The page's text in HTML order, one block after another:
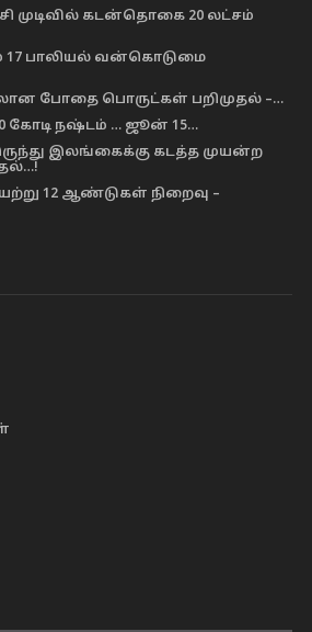
முடிவில் கடன்தொகை 20 லட்சம்
17 பாலியல் வன்கொடுமை
போதை பொருட்கள் பறிமுதல் –…
கோடி நஷ்டம் … ஜூன் 15…
இருந்து இலங்கைக்கு கடத்த முயன்ற
12 ஆண்டுகள் நிறைவு –